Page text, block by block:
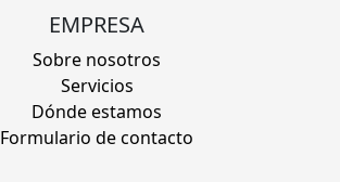
EMPRESA
Sobre nosotros
Servicios
Dónde estamos
Formulario de contacto